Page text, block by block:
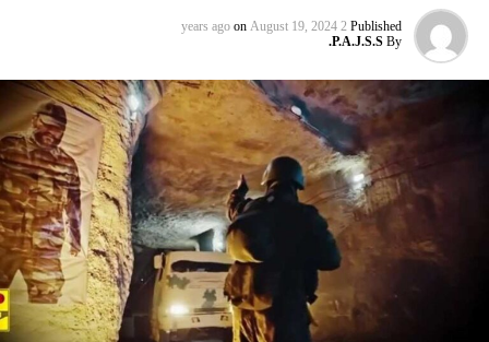
Published
2 years ago
on August 19, 2024
By
P.A.J.S.S.